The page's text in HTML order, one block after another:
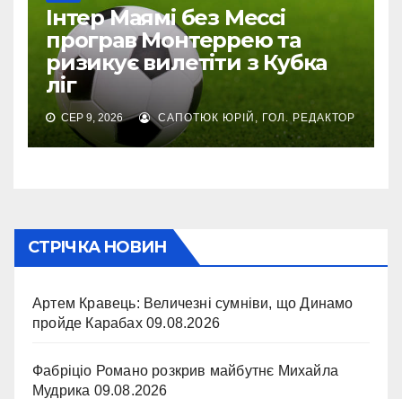
Інтер Маямі без Мессі
програв Монтеррею та
ризикує вилетіти з Кубка
ліг
СЕР 9, 2026 САПОТЮК ЮРІЙ, ГОЛ. РЕДАКТОР
СТРІЧКА НОВИН
Артем Кравець: Величезні сумніви, що Динамо
пройде Карабах 09.08.2026
Фабріціо Романо розкрив майбутнє Михайла
Мудрика 09.08.2026